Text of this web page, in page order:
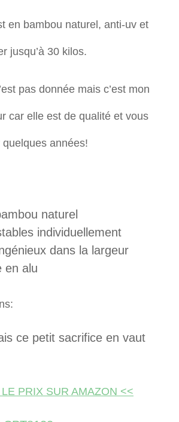
en bambou naturel, anti-uv et
jusqu’à 30 kilos.
pas donnée mais c’est mon
car elle est de qualité et vous
années!
naturel
individuellement
dans la largeur
en alu
ce petit sacrifice en vaut
PRIX SUR AMAZON <<